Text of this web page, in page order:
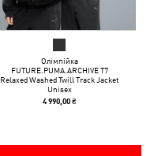
Олімпійка
FUTURE.PUMA.ARCHIVE T7
Relaxed Washed Twill Track Jacket
Unisex
4 990,00 ₴